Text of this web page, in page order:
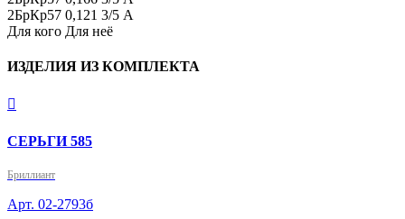
2БрКр57 0,121 3/5 А
Для кого Для неё
ИЗДЕЛИЯ ИЗ КОМПЛЕКТА

СЕРЬГИ 585
Бриллиант
Арт. 02-2793б